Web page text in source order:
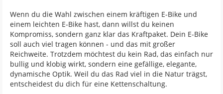
Wenn du die Wahl zwischen einem kräftigen E-Bike und
einem leichten E-Bike hast, dann willst du keinen
Kompromiss, sondern ganz klar das Kraftpaket. Dein E-Bike
soll auch viel tragen können - und das mit großer
Reichweite. Trotzdem möchtest du kein Rad, das einfach nur
bullig und klobig wirkt, sondern eine gefällige, elegante,
dynamische Optik. Weil du das Rad viel in die Natur trägst,
entscheidest du dich für eine Kettenschaltung.